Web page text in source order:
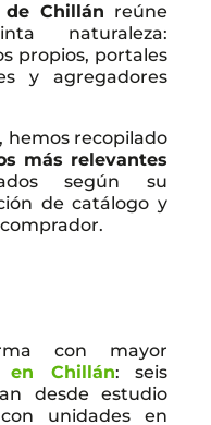
Chillán reúne
naturaleza:
propios, portales
y agregadores
hemos recopilado
más relevantes
según su
de catálogo y
con mayor
en Chillán: seis
desde estudio
unidades en